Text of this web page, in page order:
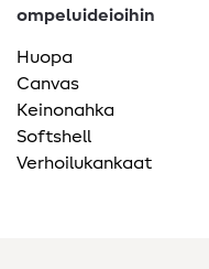
ompeluideioihin
Huopa
Canvas
Keinonahka
Softshell
Verhoilukankaat